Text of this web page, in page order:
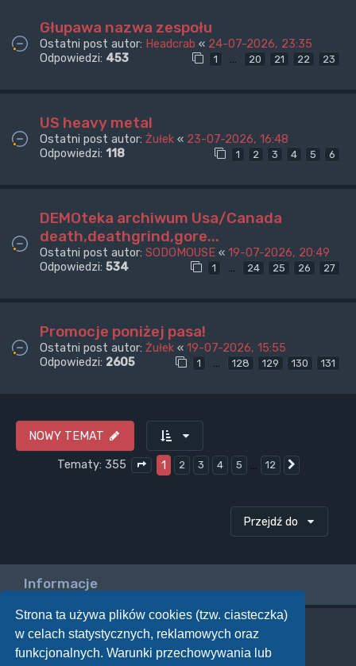
Strona ta używa plików cookies (tzw. ciasteczka)
w celach statystycznych, reklamowych oraz
funkcjonalnych. Warunki przechowywania lub
Głupawa nazwa zespołu
Ostatni post autor: Headcrab « 24-07-2026, 23:35
Odpowiedzi: 453 1 … 20 21 22 23
US heavy metal
Ostatni post autor: Żułek « 23-07-2026, 16:48
Odpowiedzi: 118 1 2 3 4 5 6
DEMOteka archiwum Usa/Canada
death,deathgrind,gore...
Ostatni post autor: SODOMOUSE « 19-07-2026, 20:49
Odpowiedzi: 534 1 … 24 25 26 27
Promocje poniżej pasa!
Ostatni post autor: Żułek « 19-07-2026, 15:55
Odpowiedzi: 2605 1 … 128 129 130 131
NOWY TEMAT
Tematy: 355
Strona1 z12
1 2 3 4 5 12
Przejdź do
Informacje
Twoje uprawnienia na tym forum
Nie możesztworzyć nowych tematów